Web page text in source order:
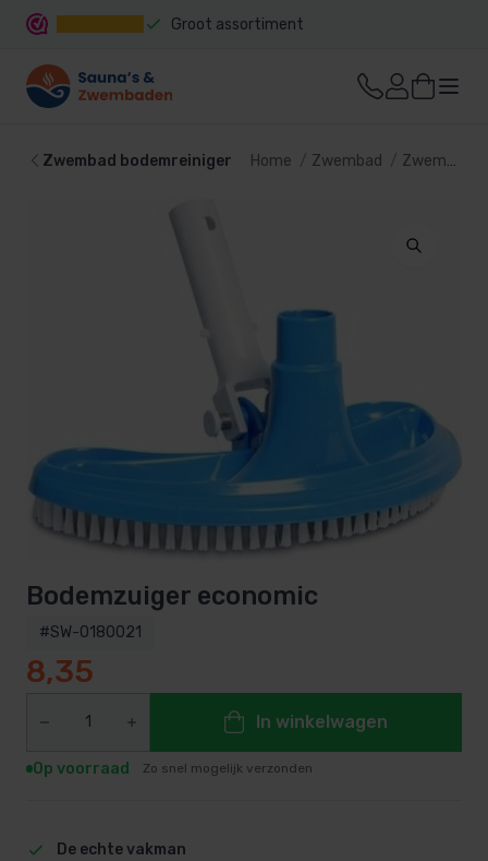
Groot assortiment
Zwembad bodemreiniger Home Zwembad Zwembad reiniging
Bodemzuiger economic
#SW-0180021
8,35
In winkelwagen
Op voorraad Zo snel mogelijk verzonden
De echte vakman